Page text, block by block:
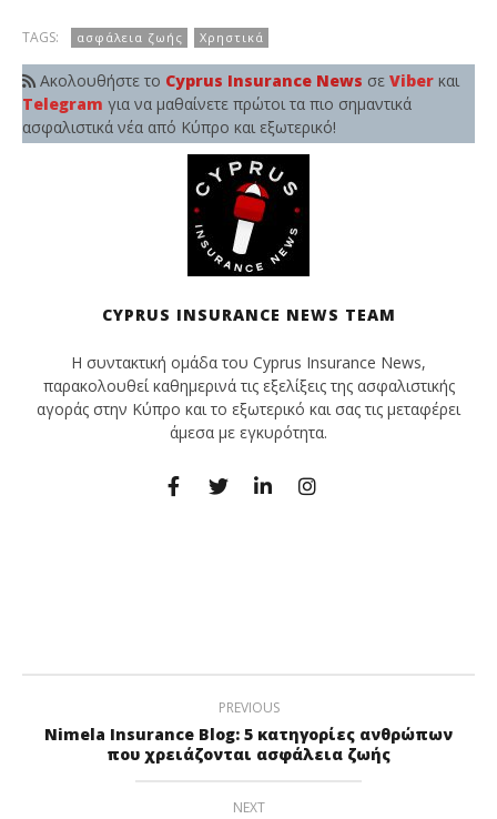
TAGS: ασφάλεια ζωής Χρηστικά
Ακολουθήστε το Cyprus Insurance News σε Viber και
Telegram για να μαθαίνετε πρώτοι τα πιο σημαντικά
ασφαλιστικά νέα από Κύπρο και εξωτερικό!
CYPRUS INSURANCE NEWS TEAM
Η συντακτική ομάδα του Cyprus Insurance News,
παρακολουθεί καθημερινά τις εξελίξεις της ασφαλιστικής
αγοράς στην Κύπρο και το εξωτερικό και σας τις μεταφέρει
άμεσα με εγκυρότητα.
PREVIOUS
Nimela Insurance Blog: 5 κατηγορίες ανθρώπων
που χρειάζονται ασφάλεια ζωής
NEXT